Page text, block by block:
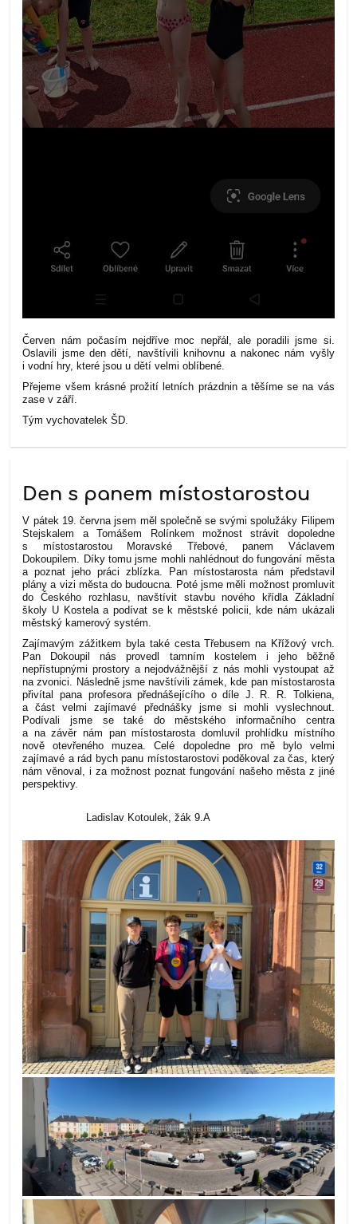
Červen nám počasím nejdříve moc nepřál, ale poradili jsme si.
Oslavili jsme den dětí, navštívili knihovnu a nakonec nám vyšly
i vodní hry, které jsou u dětí velmi oblíbené.
Přejeme všem krásné prožití letních prázdnin a těšíme se na vás
zase v září.
Tým vychovatelek ŠD.
Den s panem místostarostou
V pátek 19. června jsem měl společně se svými spolužáky Filipem
Stejskalem a Tomášem Rolínkem možnost strávit dopoledne
s místostarostou Moravské Třebové, panem Václavem
Dokoupilem. Díky tomu jsme mohli nahlédnout do fungování města
a poznat jeho práci zblízka.
Pan místostarosta nám představil
plány a vizi města do budoucna. Poté jsme měli možnost promluvit
do Českého rozhlasu, navštívit stavbu nového křídla Základní
školy U Kostela a podívat se k městské policii, kde nám ukázali
městský kamerový systém.
Zajímavým zážitkem byla také cesta Třebusem na Křížový vrch.
Pan Dokoupil nás provedl tamním kostelem i jeho běžně
nepřístupnými prostory a nejodvážnější z nás mohli vystoupat až
na zvonici.
Následně jsme navštívili zámek, kde pan místostarosta
přivítal pana profesora přednášejícího o díle J. R. R. Tolkiena,
a část velmi zajímavé přednášky jsme si mohli vyslechnout.
Podívali jsme se také do městského informačního centra
a na závěr nám pan místostarosta domluvil prohlídku místního
nově otevřeného muzea.Celé dopoledne pro mě bylo velmi
zajímavé a rád bych panu místostarostovi poděkoval za čas, který
nám věnoval, i za možnost poznat fungování našeho města z jiné
perspektivy.
Ladislav Kotoulek, žák 9.A